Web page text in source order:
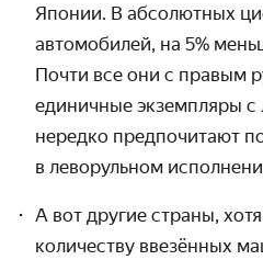
Японии. В абсолютных
автомобилей, на 5%
Почти все они с правым
единичные экземпляры
нередко предпочитают
в леворульном
А вот другие страны,
количеству ввезённых